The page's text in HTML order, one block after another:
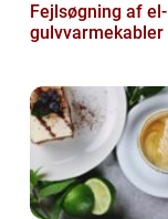
Fejlsøgning af el-
gulvvarmekabler